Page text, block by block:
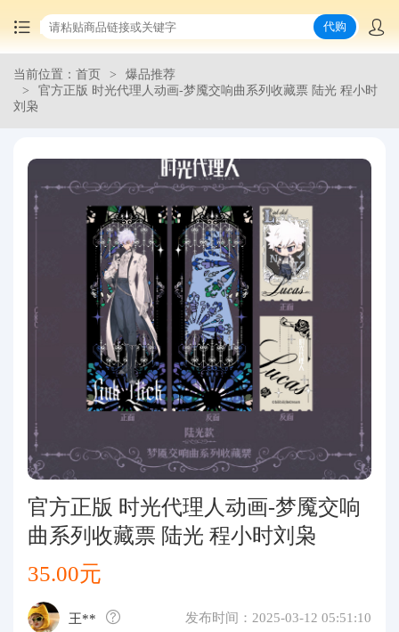
首页
爆品推荐
最新公告
关于我们
代购
当前位置：首页
爆品推荐
官方正版 时光代理人动画-梦魇交响曲系列收藏票 陆光 程小时
刘枭
官方正版 时光代理人动画-梦魇交响
曲系列收藏票 陆光 程小时刘枭
35.00元
王** 发布时间：2025-03-12 05:51:10